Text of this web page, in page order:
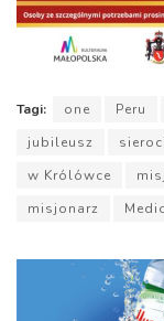
Tagi: one Peru
jubileusz
w Królówce
misjonarz